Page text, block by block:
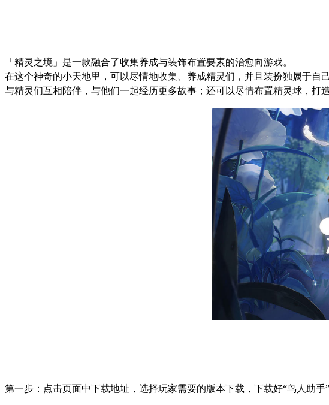
「精灵之境」是一款融合了收集养成与装饰布置要素的治愈向游戏。
在这个神奇的小天地里，可以尽情地收集、养成精灵们，并且装扮独属于
与精灵们互相陪伴，与他们一起经历更多故事；还可以尽情布置精灵球，打
第一步：点击页面中下载地址，选择玩家需要的版本下载，下载好“鸟人助手